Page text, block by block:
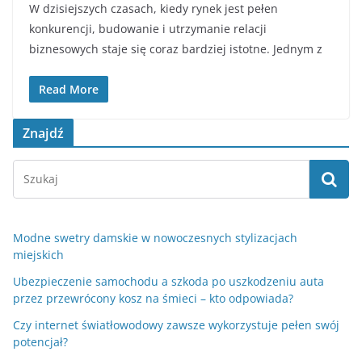
W dzisiejszych czasach, kiedy rynek jest pełen
konkurencji, budowanie i utrzymanie relacji
biznesowych staje się coraz bardziej istotne. Jednym z
Read More
Znajdź
Modne swetry damskie w nowoczesnych stylizacjach
miejskich
Ubezpieczenie samochodu a szkoda po uszkodzeniu auta
przez przewrócony kosz na śmieci – kto odpowiada?
Czy internet światłowodowy zawsze wykorzystuje pełen swój
potencjał?